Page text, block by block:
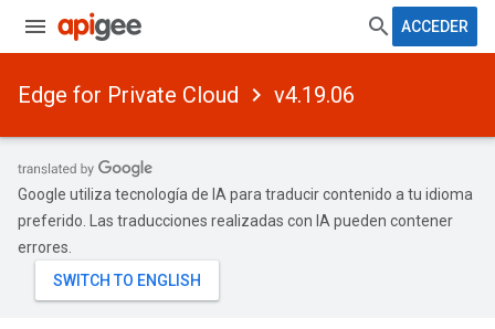
ACCEDER
Edge for Private Cloud v4.19.06
Google utiliza tecnología de IA para traducir contenido a tu idioma
preferido. Las traducciones realizadas con IA pueden contener
errores.